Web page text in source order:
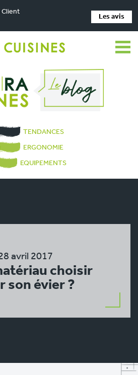
Client
Les avis
TENDANCES
ERGONOMIE
EQUIPEMENTS
avril 2017
choisir
son évier ?